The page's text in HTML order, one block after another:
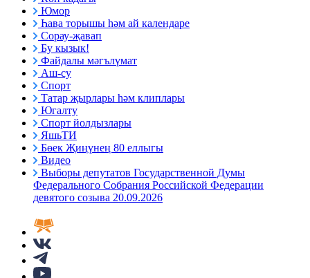
Юмор
Һава торышы һәм ай календаре
Сорау-җавап
Бу кызык!
Файдалы мәгълүмат
Аш-су
Спорт
Татар җырлары һәм клиплары
Югалту
Спорт йолдызлары
ЯшьТИ
Бөек Җиңүнең 80 еллыгы
Видео
Выборы депутатов Государственной Думы
Федерального Собрания Российской Федерации
девятого созыва 20.09.2026